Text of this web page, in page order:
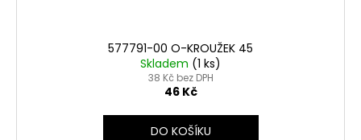
577791-00 O-KROUŽEK 45
Skladem (1 ks)
38 Kč bez DPH
46 Kč
DO KOŠÍKU